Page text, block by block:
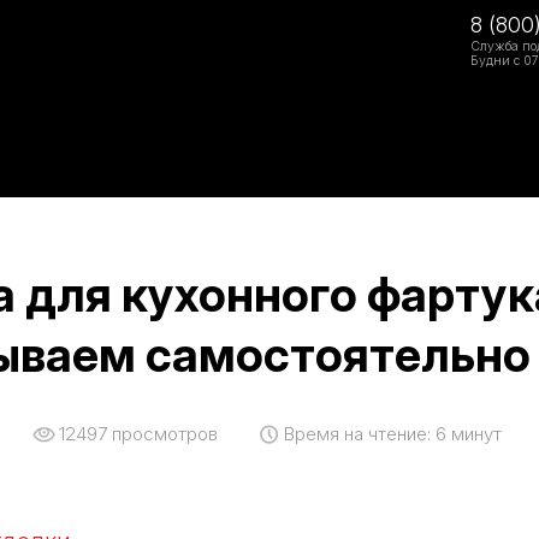
8
Служба
Будни с
для кухонного
самостоятельно
12497 просмотров Время на чтение: 6 минут